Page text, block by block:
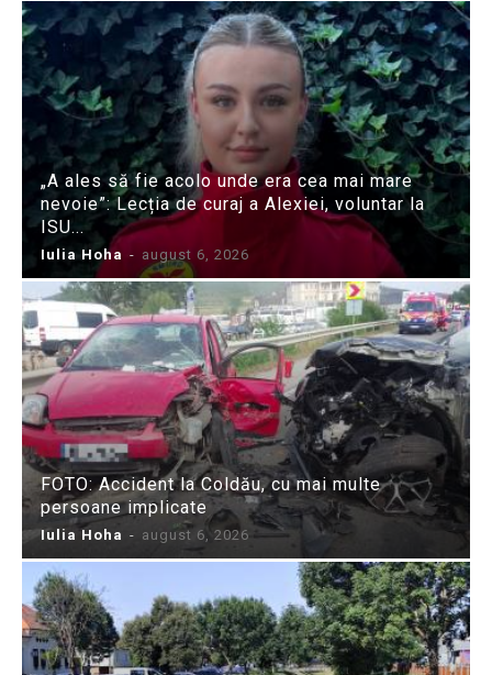
„A ales să fie acolo unde era cea mai mare
nevoie”: Lecția de curaj a Alexiei, voluntar la
ISU...
Iulia Hoha - august 6, 2026
FOTO: Accident la Coldău, cu mai multe
persoane implicate
Iulia Hoha - august 6, 2026